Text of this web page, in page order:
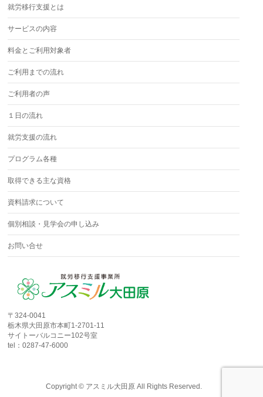
就労移行支援とは
サービスの内容
料金とご利用対象者
ご利用までの流れ
ご利用者の声
１日の流れ
就労支援の流れ
プログラム各種
取得できる主な資格
資料請求について
個別相談・見学会の申し込み
お問い合せ
〒324-0041
栃木県大田原市本町1-2701-11
サイトーバルコニー102号室
tel：0287-47-6000
Copyright © アスミル大田原 All Rights Reserved.